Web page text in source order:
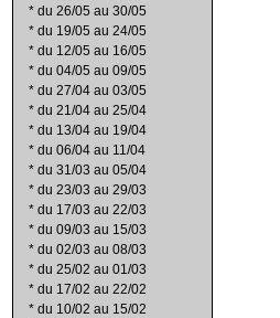
* du 26/05 au 30/05
* du 19/05 au 24/05
* du 12/05 au 16/05
* du 04/05 au 09/05
* du 27/04 au 03/05
* du 21/04 au 25/04
* du 13/04 au 19/04
* du 06/04 au 11/04
* du 31/03 au 05/04
* du 23/03 au 29/03
* du 17/03 au 22/03
* du 09/03 au 15/03
* du 02/03 au 08/03
* du 25/02 au 01/03
* du 17/02 au 22/02
* du 10/02 au 15/02